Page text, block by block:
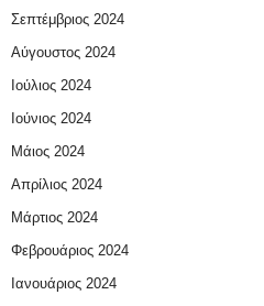
Σεπτέμβριος 2024
Αύγουστος 2024
Ιούλιος 2024
Ιούνιος 2024
Μάιος 2024
Απρίλιος 2024
Μάρτιος 2024
Φεβρουάριος 2024
Ιανουάριος 2024